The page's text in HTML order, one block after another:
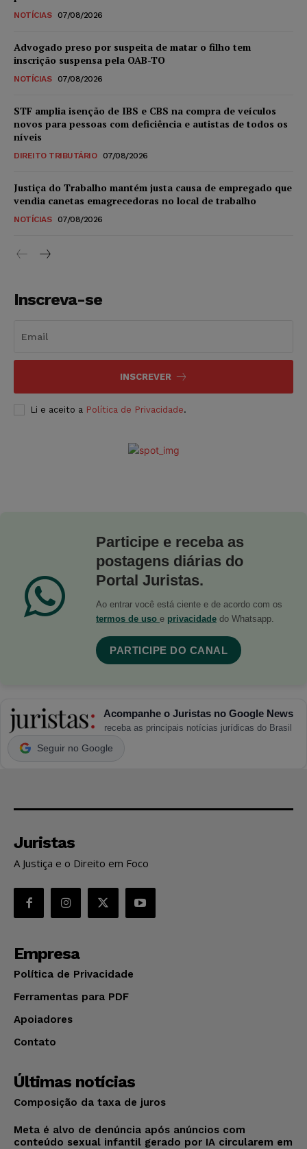
NOTÍCIAS 07/08/2026
Advogado preso por suspeita de matar o filho tem
inscrição suspensa pela OAB-TO
NOTÍCIAS 07/08/2026
STF amplia isenção de IBS e CBS na compra de veículos
novos para pessoas com deficiência e autistas de todos os
níveis
DIREITO TRIBUTÁRIO 07/08/2026
Justiça do Trabalho mantém justa causa de empregado que
vendia canetas emagrecedoras no local de trabalho
NOTÍCIAS 07/08/2026
Inscreva-se
INSCREVER
Li e aceito a Política de Privacidade.
Participe e receba as
postagens diárias do
Portal Juristas.
Ao entrar você está ciente e de acordo com os
termos de uso e privacidade do Whatsapp.
PARTICIPE DO CANAL
Acompanhe o Juristas no Google News
receba as principais notícias jurídicas do Brasil
Seguir no Google
Juristas
A Justiça e o Direito em Foco
Empresa
Política de Privacidade
Ferramentas para PDF
Apoiadores
Contato
Últimas notícias
Composição da taxa de juros
Meta é alvo de denúncia após anúncios com
conteúdo sexual infantil gerado por IA circularem em